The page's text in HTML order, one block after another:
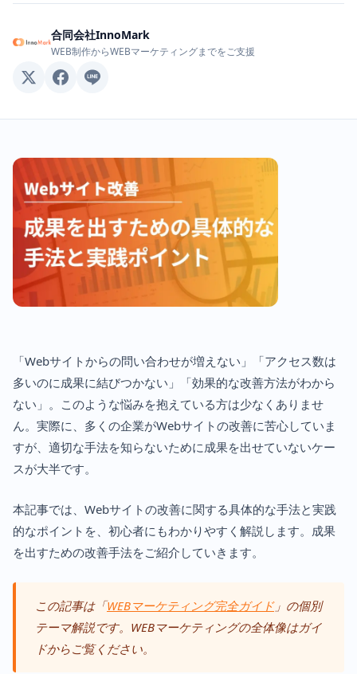
合同会社InnoMark
WEB制作からWEBマーケティングまでをご支援
「Webサイトからの問い合わせが増えない」「アクセス数は
多いのに成果に結びつかない」「効果的な改善方法がわから
ない」。このような悩みを抱えている方は少なくありませ
ん。実際に、多くの企業がWebサイトの改善に苦心していま
すが、適切な手法を知らないために成果を出せていないケー
スが大半です。
本記事では、Webサイトの改善に関する具体的な手法と実践
的なポイントを、初心者にもわかりやすく解説します。成果
を出すための改善手法をご紹介していきます。
この記事は「WEBマーケティング完全ガイド」の個別
テーマ解説です。WEBマーケティングの全体像はガイ
ドからご覧ください。